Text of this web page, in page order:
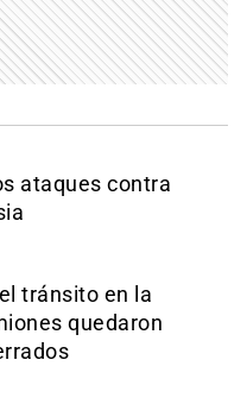
ataques contra
tránsito en la
quedaron